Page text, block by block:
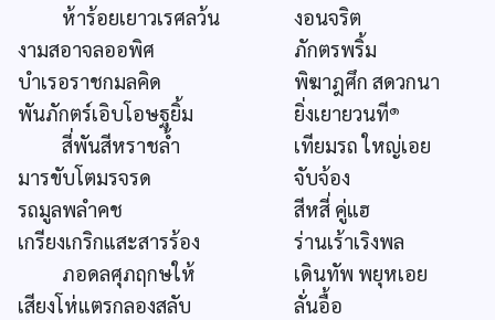
ห้าร้อยเยาวเรศลว้น
งอนจริต
งามสอาจลออพิศ
ภักตรพริ้ม
บำเรอราชกมลคิด
พิฆาฎศึก สดวกนา
พันภักตร์เอิบโอษฐยิ้ม
ยิ่งเยายวนที๑
สี่พันสีหราชล้ำ
เทียมรถ ใหญ่เอย
มารขับโตมรจรด
จับจ้อง
รถมูลพลำคช
สีหสี่ คู่แฮ
เกรียงเกริกแสะสารร้อง
ร่านเร้าเริงพล
ภอดลศุภฤกษให้
เดินทัพ พยุหเอย
เสียงโห่แตรกลองสลับ
ลั่นอื้อ